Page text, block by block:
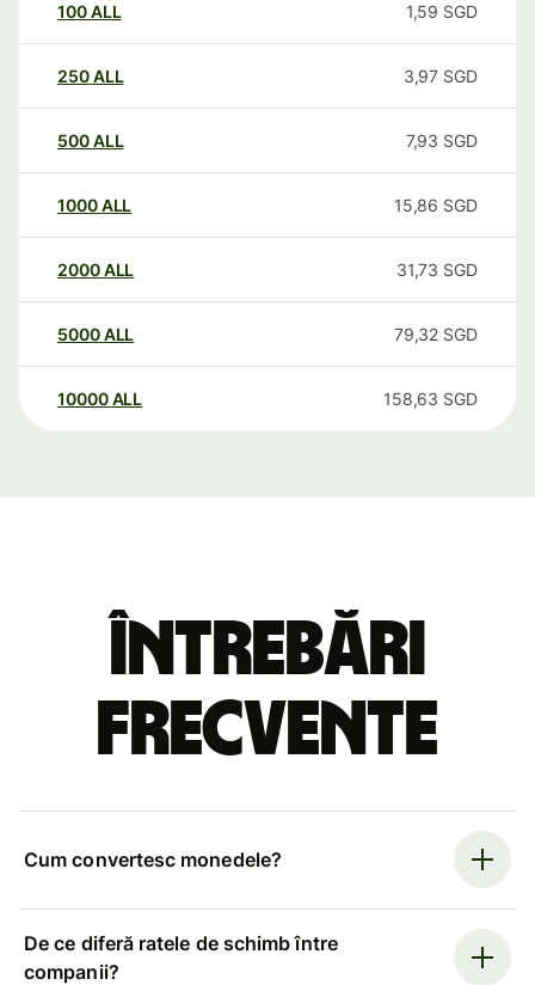
100ALL 1,59 SGD
250ALL 3,97 SGD
500ALL 7,93 SGD
1000ALL 15,86 SGD
2000ALL 31,73 SGD
5000ALL 79,32 SGD
10000 ALL 158,63 SGD
Întrebări
frecvente
Cum convertesc monedele?
De ce diferă ratele de schimb între
companii?